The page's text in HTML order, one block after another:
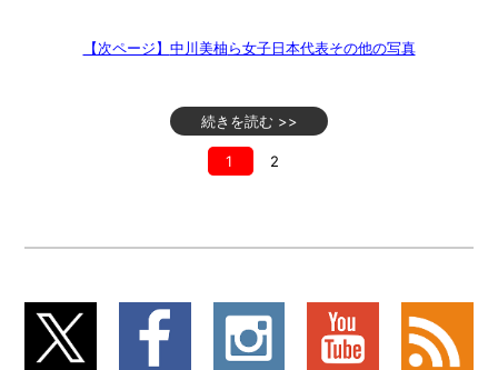
【次ページ】 中川美柚ら女子日本代表その他の写真
続きを読む >>
1 2